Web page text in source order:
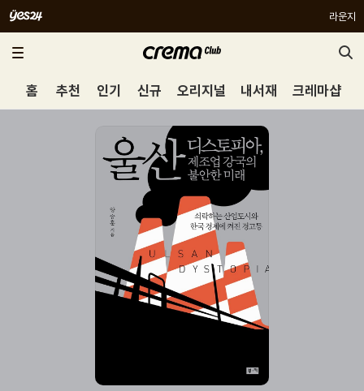
라운지
홈 추천 인기 신규 오리지널 내서재 크레마샵